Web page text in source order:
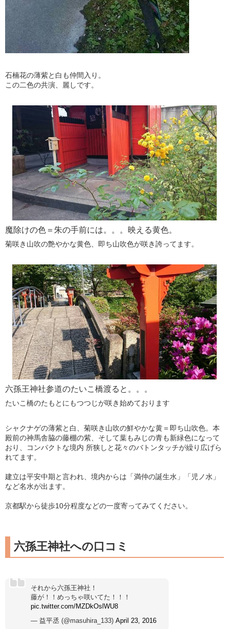
石楠花の薄紫と白も仲間入り。
この二色の共演、麗しです。
魔除けの色＝朱の手前には。。。映える黄色。
菊咲き山吹の艶やかな黄色、即ち山吹色が咲き誇ってます。
六孫王神社参道のたいこ橋渡ると。。。
たいこ橋のたもとにもつつじが咲き始めております
シャクナゲの薄紫と白、菊咲き山吹の鮮やかな黄＝即ち山吹色。本
殿前の神馬舎脇の藤棚の紫、そして葉もみじの青も新緑色になって
おり、コンパクトな境内 所狭しと花々のバトンタッチが繰り広げら
れてます。
建立は平安中期と言われ、境内からは「満仲の誕生水」「児ノ水」
など名水が出ます。
京都駅から徒歩10分程度などの一度寄ってみてください。
六孫王神社への口コミ
それから六孫王神社！
藤が！！めっちゃ咲いてた！！！
pic.twitter.com/MZDkOslWU8
— 益平丞 (@masuhira_133) April 23, 2016